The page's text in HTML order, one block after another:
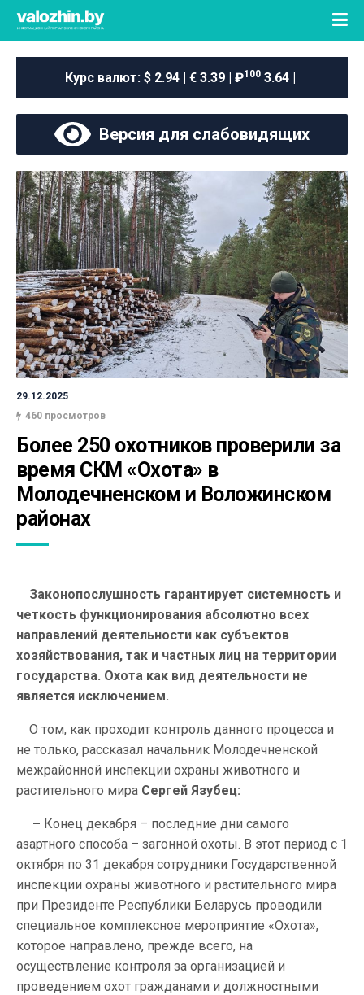
Курс валют: $ 2.94 | € 3.39 | ₽100 3.64 |
Версия для слабовидящих
29.12.2025
460 просмотров
Более 250 охотников проверили за
время СКМ «Охота» в
Молодечненском и Воложинском
районах
Законопослушность гарантирует системность и
четкость функционирования абсолютно всех
направлений деятельности как субъектов
хозяйствования, так и частных лиц на территории
государства. Охота как вид деятельности не
является исключением.
О том, как проходит контроль данного процесса и
не только, рассказал начальник Молодечненской
межрайонной инспекции охраны животного и
растительного мира Сергей Язубец:
– Конец декабря – последние дни самого
азартного способа – загонной охоты. В этот период с 1
октября по 31 декабря сотрудники Государственной
инспекции охраны животного и растительного мира
при Президенте Республики Беларусь проводили
специальное комплексное мероприятие «Охота»,
которое направлено, прежде всего, на
осуществление контроля за организацией и
проведением охот гражданами и должностными